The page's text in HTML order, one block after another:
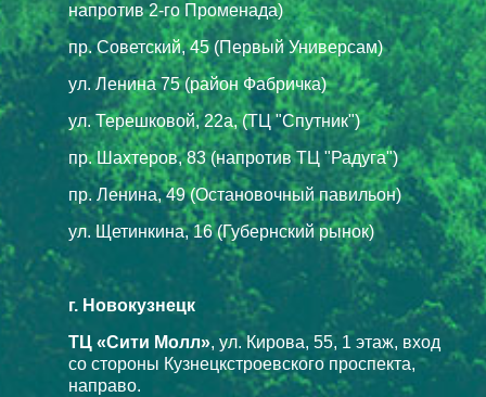
напротив 2-го Променада)
пр. Советский, 45 (Первый Универсам)
ул. Ленина 75 (район Фабричка)
ул. Терешковой, 22а, (ТЦ "Спутник")
пр. Шахтеров, 83 (напротив ТЦ "Радуга")
пр. Ленина, 49 (Остановочный павильон)
ул. Щетинкина, 16 (Губернский рынок)
г. Новокузнецк
ТЦ «Сити Молл», ул. Кирова, 55, 1 этаж, вход
со стороны Кузнецкстроевского проспекта,
направо.